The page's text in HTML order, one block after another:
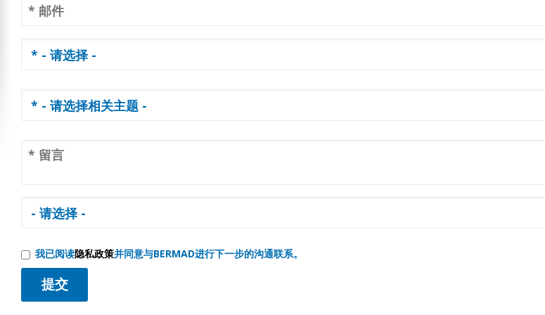
我已阅读隐私政策并同意与BERMAD进行下一步的沟通联系。